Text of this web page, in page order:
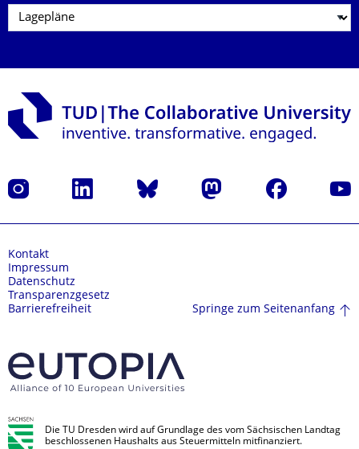
Instagram LinkedIn Bluesky Mastodon Facebook
Kontakt
Impressum
Datenschutz
Transparenzgesetz
Barrierefreiheit
Springe zum Seitenanfang
Die TU Dresden wird auf Grundlage des vom Sächsischen Landtag
beschlossenen Haushalts aus Steuermitteln mitfinanziert.